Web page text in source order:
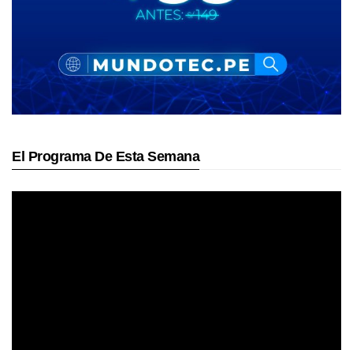
El Programa De Esta Semana